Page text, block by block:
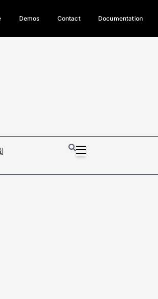
雅族正式成第17個原住民族、立院電競
光電場回
Demos Contact Documentation